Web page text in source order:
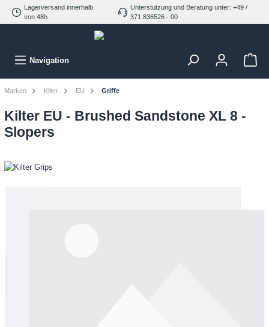
Lagerversand innerhalb
von 48h
Unterstützung und Beratung unter: +49 /
371 836526 - 00
Navigation
Marken Kilter EU Griffe
Kilter EU - Brushed Sandstone XL 8 -
Slopers